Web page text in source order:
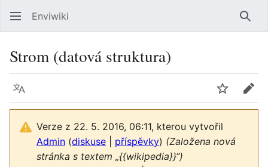
Enviwiki
Strom (datová struktura)
Jazyk Sledovat
Verze z 22. 5. 2016, 06:11, kterou vytvořil
Admin (diskuse příspěvky) (Založena nová
stránka s textem „{{wikipedia}}“)